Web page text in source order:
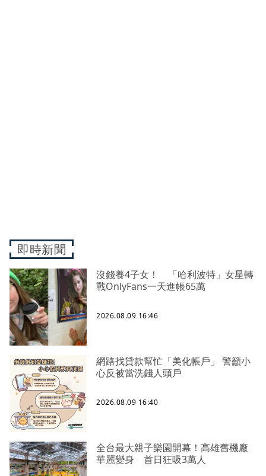
即時新聞
沒錢養4子女！ 「哈利波特」女星轉
戰OnlyFans一天進帳65萬
2026.08.09 16:46
網路找貸款幫忙「美化帳戶」 警籲小
心反被當洗錢人頭戶
2026.08.09 16:40
全台最大親子樂園開幕！高雄舊機廠
華麗變身 首日狂吸3萬人